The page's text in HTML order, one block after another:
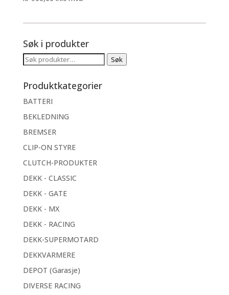
Søk i produkter
Søk
Søk
Produktkategorier
BATTERI
BEKLEDNING
BREMSER
CLIP-ON STYRE
CLUTCH-PRODUKTER
DEKK - CLASSIC
DEKK - GATE
DEKK - MX
DEKK - RACING
DEKK-SUPERMOTARD
DEKKVARMERE
DEPOT (Garasje)
DIVERSE RACING